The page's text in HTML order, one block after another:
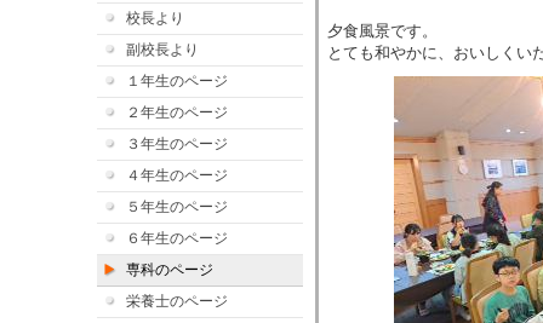
校長より
副校長より
１年生のページ
２年生のページ
３年生のページ
４年生のページ
５年生のページ
６年生のページ
専科のページ
栄養士のページ
夕食風景です。
とても和やかに、おいしくい